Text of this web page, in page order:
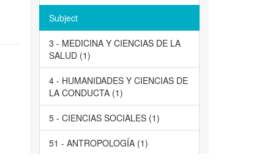
Subject
3 - MEDICINA Y CIENCIAS DE LA
SALUD (1)
4 - HUMANIDADES Y CIENCIAS DE
LA CONDUCTA (1)
5 - CIENCIAS SOCIALES (1)
51 - ANTROPOLOGÍA (1)